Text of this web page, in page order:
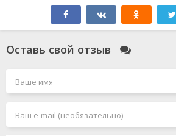
Оставь свой отзыв